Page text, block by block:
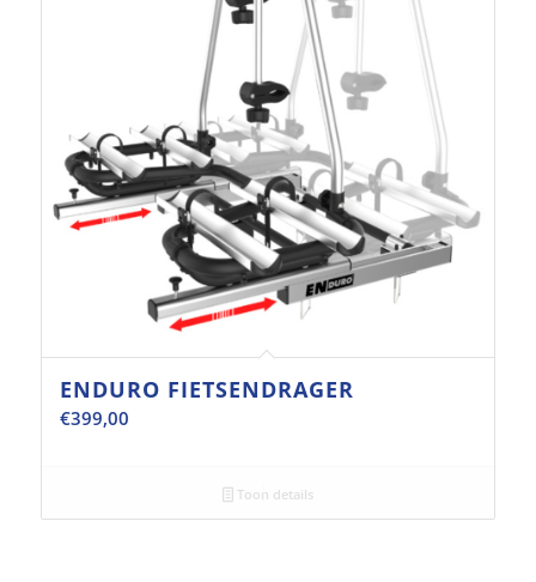
ENDURO FIETSENDRAGER
€399,00
Toon details